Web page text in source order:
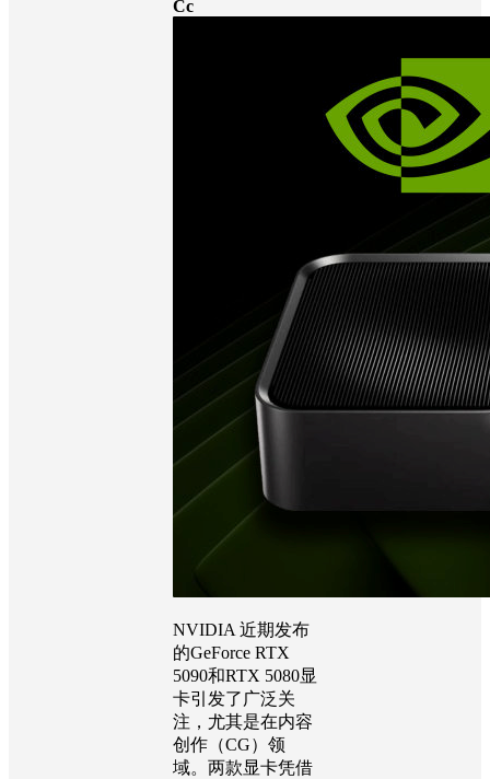
Cc
NVIDIA 近期发布
的GeForce RTX
5090和RTX 5080显
卡引发了广泛关
注，尤其是在内容
创作（CG）领
域。两款显卡凭借